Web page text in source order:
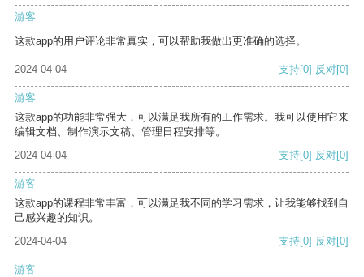
游客
这款app的用户评论非常真实，可以帮助我做出更准确的选择。
2024-04-04 支持[0] 反对[0]
游客
这款app的功能非常强大，可以满足我所有的工作需求。我可以使用它来
编辑文档、制作演示文稿、管理日程安排等。
2024-04-04
支持[0] 反对[0]
游客
这款app的课程非常丰富，可以满足我不同的学习需求，让我能够找到自
己感兴趣的知识。
2024-04-04
支持[0] 反对[0]
游客